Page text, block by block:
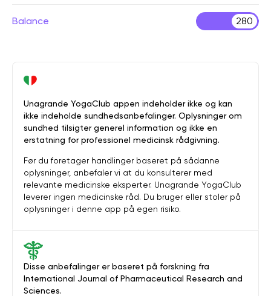
Balance 280
Disse anbefalinger er baseret på forskning fra
International Journal of Pharmaceutical Research and
Sciences.
Unagrande YogaClub appen indeholder ikke og kan
ikke indeholde sundhedsanbefalinger. Oplysninger om
sundhed tilsigter generel information og ikke en
erstatning for professionel medicinsk rådgivning.
Før du foretager handlinger baseret på sådanne
oplysninger, anbefaler vi at du konsulterer med
relevante medicinske eksperter. Unagrande YogaClub
leverer ingen medicinske råd. Du bruger eller stoler på
oplysninger i denne app på egen risiko.